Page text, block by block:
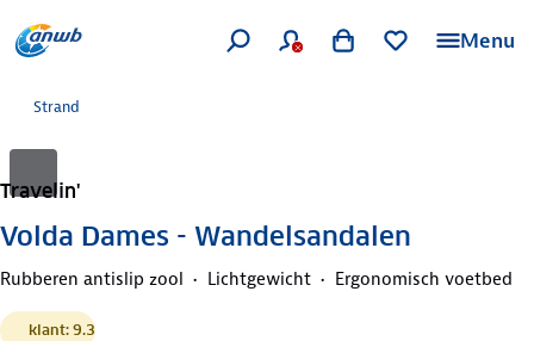
Menu
Strand
Travelin'
Volda Dames - Wandelsandalen
Rubberen antislip zool Lichtgewicht Ergonomisch voetbed
klant: 9.3